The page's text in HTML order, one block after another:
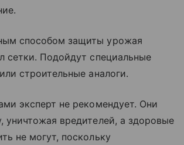
способом защиты урожая
сетки. Подойдут специальные
строительные аналоги.
эксперт не рекомендует. Они
уничтожая вредителей, а здоровые
не могут, поскольку